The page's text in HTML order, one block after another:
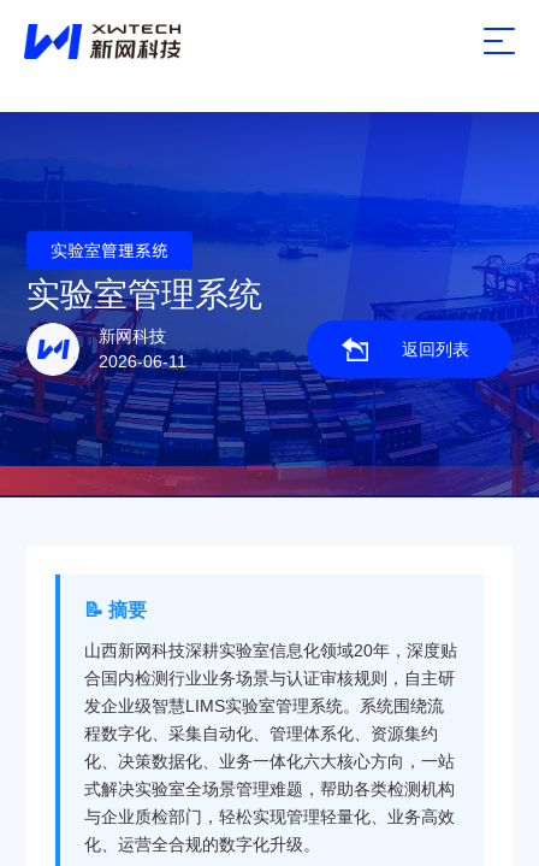
实验室管理系统
实验室管理系统
新网科技
2026-06-11
返回列表
📝 摘要
山西新网科技深耕实验室信息化领域20年，深度贴
合国内检测行业业务场景与认证审核规则，自主研
发企业级智慧LIMS实验室管理系统。系统围绕流
程数字化、采集自动化、管理体系化、资源集约
化、决策数据化、业务一体化六大核心方向，一站
式解决实验室全场景管理难题，帮助各类检测机构
与企业质检部门，轻松实现管理轻量化、业务高效
化、运营全合规的数字化升级。